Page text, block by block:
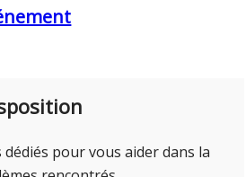
pour vous aider dans la